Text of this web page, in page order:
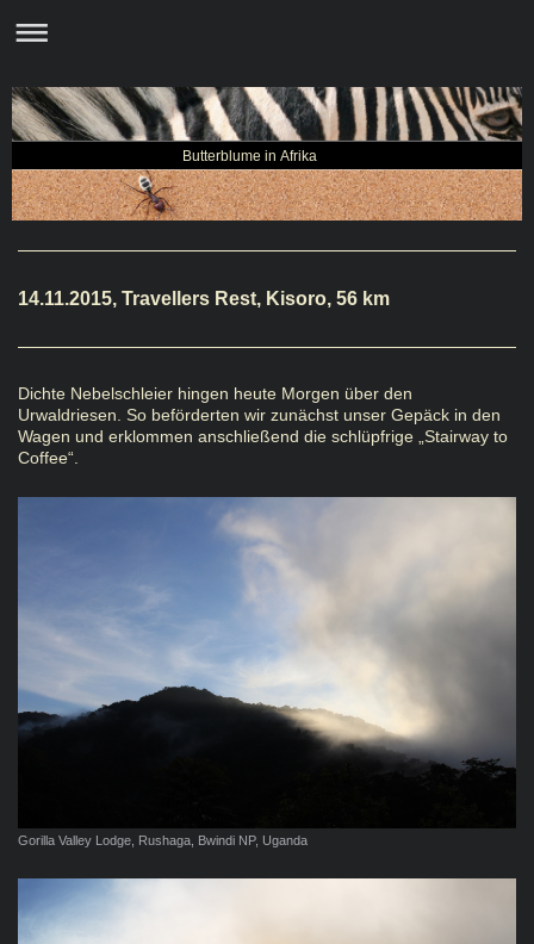
Butterblume in Afrika
14.11.2015, Travellers Rest, Kisoro, 56 km
Dichte Nebelschleier hingen heute Morgen über den
Urwaldriesen. So beförderten wir zunächst unser Gepäck in den
Wagen und erklommen anschließend die schlüpfrige „Stairway to
Coffee“.
Gorilla Valley Lodge, Rushaga, Bwindi NP, Uganda